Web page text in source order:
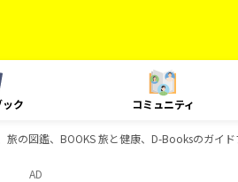
ク コミュニティ
の図鑑、BOOKS 旅と健康、D-Booksのガイ
AD